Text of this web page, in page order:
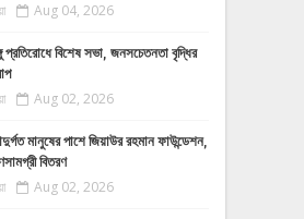
Aug 04, 2026
প্রতিরোধে বিশেষ সভা, জনসচেতনতা বৃদ্ধির
Aug 02, 2026
মানুষের পাশে জিয়াউর রহমান ফাউন্ডেশন,
বিতরণ
Aug 02, 2026